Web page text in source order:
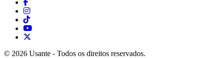
© 2026 Usante - Todos os direitos reservados.